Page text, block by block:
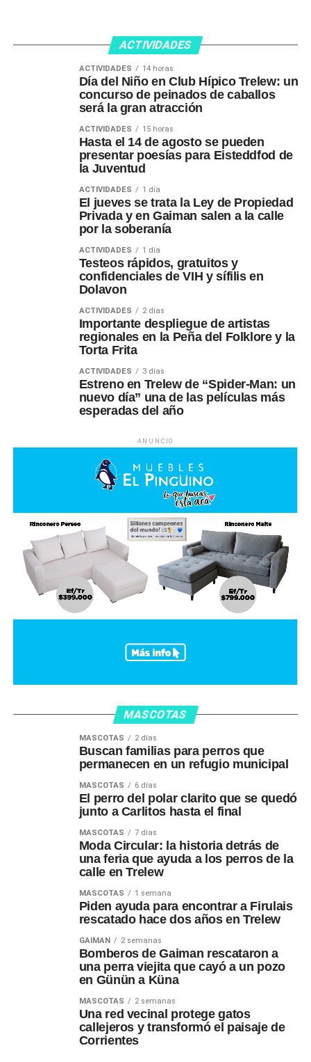
ACTIVIDADES
ACTIVIDADES 14 horas
Día del Niño en Club Hípico Trelew: un
concurso de peinados de caballos
será la gran atracción
ACTIVIDADES 15 horas
Hasta el 14 de agosto se pueden
presentar poesías para Eisteddfod de
la Juventud
ACTIVIDADES 1 día
El jueves se trata la Ley de Propiedad
Privada y en Gaiman salen a la calle
por la soberanía
ACTIVIDADES 1 día
Testeos rápidos, gratuitos y
confidenciales de VIH y sífilis en
Dolavon
ACTIVIDADES 2 días
Importante despliegue de artistas
regionales en la Peña del Folklore y la
Torta Frita
ACTIVIDADES 3 días
Estreno en Trelew de “Spider-Man: un
nuevo día” una de las películas más
esperadas del año
ANUNCIO
MASCOTAS
MASCOTAS 2 días
Buscan familias para perros que
permanecen en un refugio municipal
MASCOTAS 6 días
El perro del polar clarito que se quedó
junto a Carlitos hasta el final
MASCOTAS 7 días
Moda Circular: la historia detrás de
una feria que ayuda a los perros de la
calle en Trelew
MASCOTAS 1 semana
Piden ayuda para encontrar a Firulais
rescatado hace dos años en Trelew
GAIMAN 2 semanas
Bomberos de Gaiman rescataron a
una perra viejita que cayó a un pozo
en Günün a Küna
MASCOTAS 2 semanas
Una red vecinal protege gatos
callejeros y transformó el paisaje de
Corrientes